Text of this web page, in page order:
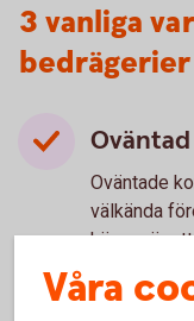
3 vanliga
bedrägerier
Oväntade
välkända
känner är
använder
Våra